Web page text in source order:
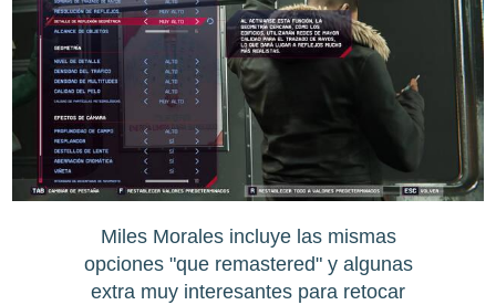
Miles Morales incluye las mismas
opciones "que remastered" y algunas
extra muy interesantes para retocar